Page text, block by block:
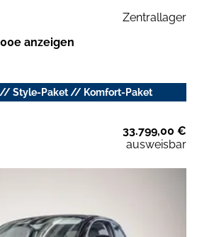
Zentrallager
anzeigen
// Style-Paket // Komfort-Paket
33.799,00 €
ausweisbar